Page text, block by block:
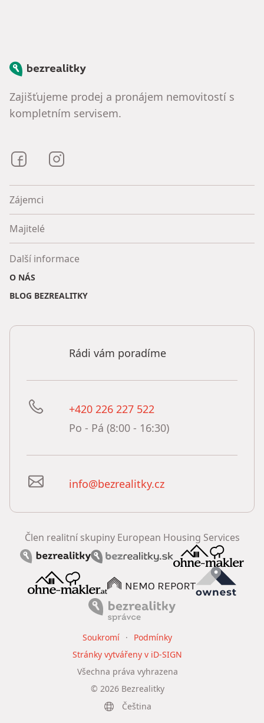
Bezrealitky
Zajišťujeme prodej a pronájem nemovitostí s
kompletním servisem.
Bezrealitky na Facebooku
Zájemci
Majitelé
Další informace
O NÁS
BLOG BEZREALITKY
Rádi vám poradíme
+420 226 227 522
Po - Pá (8:00 - 16:30)
info@bezrealitky.cz
Člen realitní skupiny European Housing Services
© 2026Bezrealitky
Všechna práva vyhrazena
Soukromí
Podmínky
Stránky vytvářeny v iD-SIGN
Čeština